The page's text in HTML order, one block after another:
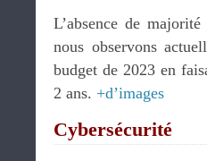
L’absence de
nous observons
budget de 2023 en
2 ans. +d’images
Cybersécurité